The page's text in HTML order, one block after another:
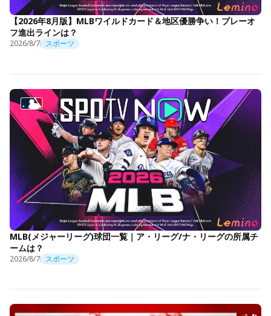
【2026年8月版】MLBワイルドカード＆地区優勝争い！プレーオ
フ進出ラインは？
2026/8/7 スポーツ
MLB(メジャーリーグ)球団一覧｜ア・リーグ/ナ・リーグの所属チ
ームは？
2026/8/7 スポーツ